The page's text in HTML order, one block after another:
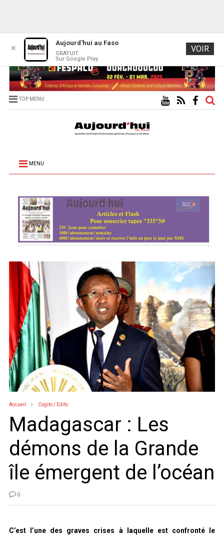
TOP MENU
MENU
Accueil Cogito / Edito
Madagascar : Les
démons de la Grande
île émergent de l’océan
0
C’est l’une des graves crises à laquelle est confronté le
✕
Aujourd'hui au Faso
GRATUIT
Sur Google Play
VOIR